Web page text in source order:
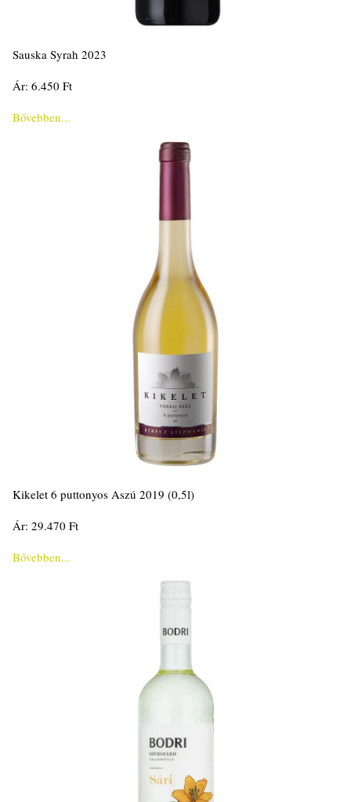
Sauska Syrah 2023
Ár: 6.450 Ft
Bővebben...
Kikelet 6 puttonyos Aszú 2019 (0,5l)
Ár: 29.470 Ft
Bővebben...